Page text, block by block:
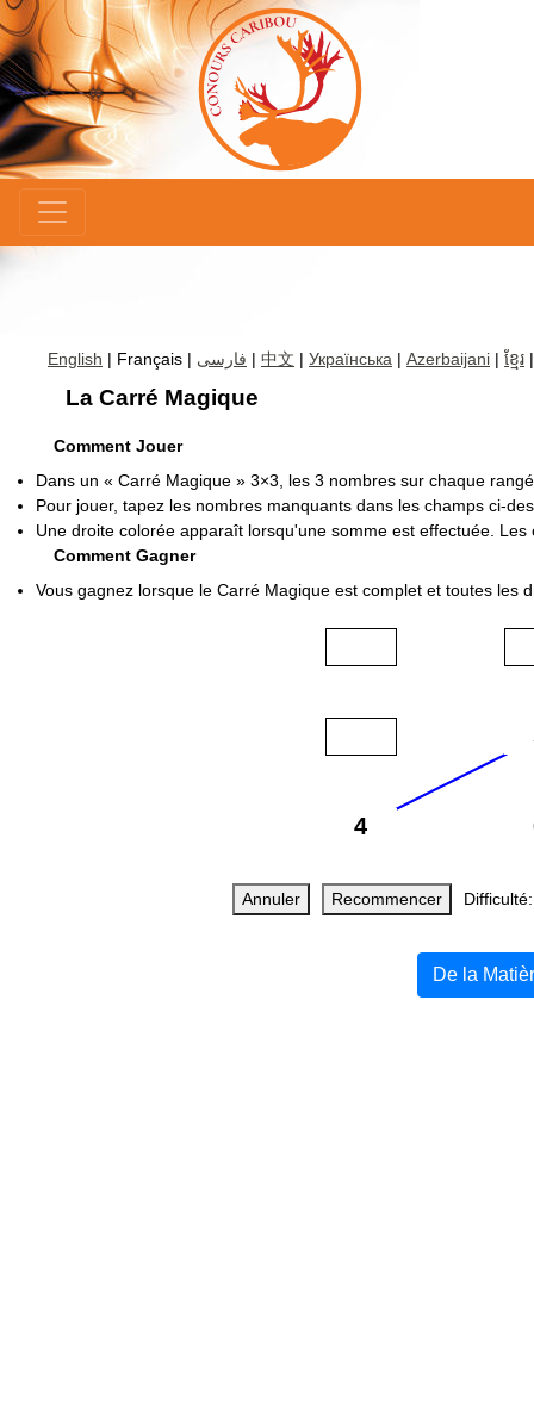
English | Français | فارسی | 中文 | Українська | Azerbaijani | ខ្មែរ
La Carré Magique
Comment Jouer
Dans un « Carré Magique » 3×3, les 3 nombres sur chaque
Pour jouer, tapez les nombres manquants dans les champs ci-
Une droite colorée apparaît lorsqu'une somme est effectuée.
Comment Gagner
Vous gagnez lorsque le Carré Magique est complet et toutes les
Annuler Recommencer
De la